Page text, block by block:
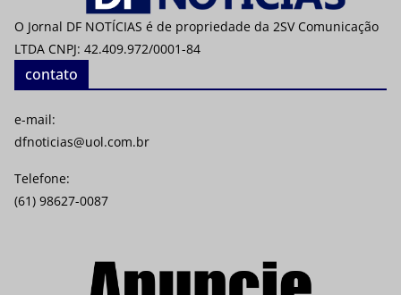
O Jornal DF NOTÍCIAS é de propriedade da 2SV Comunicação
LTDA CNPJ: 42.409.972/0001-84
contato
e-mail:
dfnoticias@uol.com.br
Telefone:
(61) 98627-0087